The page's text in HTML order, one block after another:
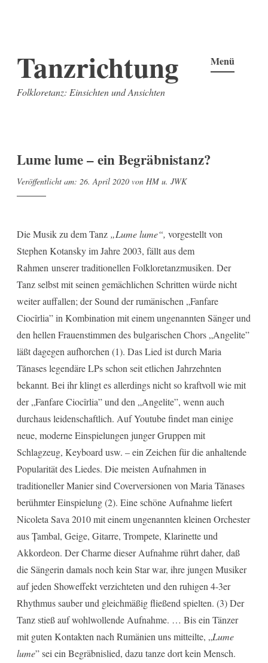
Inhalt
springen
Tanzrichtung
Folkloretanz: Einsichten und Ansichten
Menü
Lume lume – ein Begräbnistanz?
Veröffentlicht am: 26. April 2020 von HM u. JWK
Die Musik zu dem Tanz „Lume lume“, vorgestellt von
Stephen Kotansky im Jahre 2003, fällt aus dem
Rahmen unserer traditionellen Folkloretanzmusiken. Der
Tanz selbst mit seinen gemächlichen Schritten würde nicht
weiter auffallen; der Sound der rumänischen „Fanfare
Ciocîrlia” in Kombination mit einem ungenannten Sänger und
den hellen Frauenstimmen des bulgarischen Chors „Angelite”
läßt dagegen aufhorchen(1). Das Lied ist durch Maria
Tănases legendäre LPs schon seit etlichen Jahrzehnten
bekannt. Bei ihr klingt es allerdings nicht so kraftvoll wie mit
der „Fanfare Ciocîrlia” und den „Angelite”, wenn auch
durchaus leidenschaftlich. Auf Youtube findet man einige
neue, moderne Einspielungen junger Gruppen mit
Schlagzeug, Keyboard usw. – ein Zeichen für die anhaltende
Popularität des Liedes. Die meisten Aufnahmen in
traditioneller Manier sind Coverversionen von Maria Tănases
berühmter Einspielung (2). Eine schöne Aufnahme liefert
Nicoleta Sava 2010 mit einem ungenannten kleinen Orchester
aus Țambal, Geige, Gitarre, Trompete, Klarinette und
Akkordeon. Der Charme dieser Aufnahme rührt daher, daß
die Sängerin damals noch kein Star war, ihre jungen Musiker
auf jeden Showeffekt verzichteten und den ruhigen 4-3er
Rhythmus sauber und gleichmäßig fließend spielten. (3) Der
Tanz stieß auf wohlwollende Aufnahme. … Bis ein Tänzer
mit guten Kontakten nach Rumänien uns mitteilte, „Lume
lume” sei ein Begräbnislied, dazu tanze dort kein Mensch.